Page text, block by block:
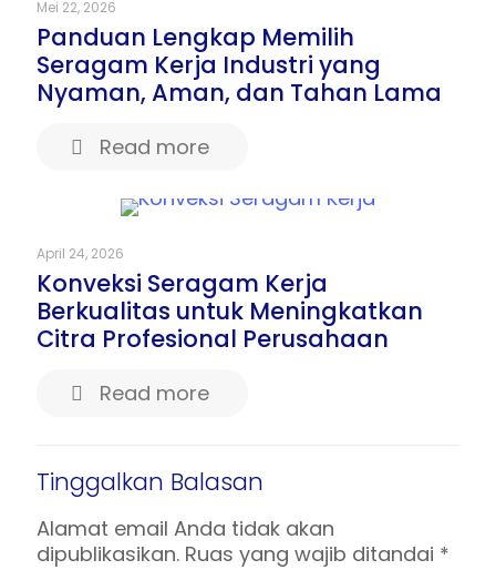
Mei 22, 2026
Panduan Lengkap Memilih
Seragam Kerja Industri yang
Nyaman, Aman, dan Tahan Lama
Read more
April 24, 2026
Konveksi Seragam Kerja
Berkualitas untuk Meningkatkan
Citra Profesional Perusahaan
Read more
Tinggalkan Balasan
Alamat email Anda tidak akan
dipublikasikan. Ruas yang wajib ditandai *